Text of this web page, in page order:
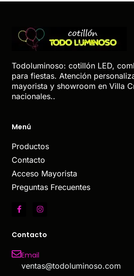
Todoluminoso: cotillón LED,
para fiestas. Atención
mayorista y showroom en Villa
nacionales..
Menú
Productos
Contacto
Acceso Mayorista
Preguntas Frecuentes
Contacto
Email
ventas@todoluminoso.com